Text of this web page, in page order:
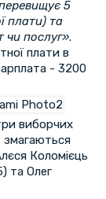
5
плати) та
чи послуг».
плати в
- 3200
виборчих
змагаються
Коломієць
та Олег